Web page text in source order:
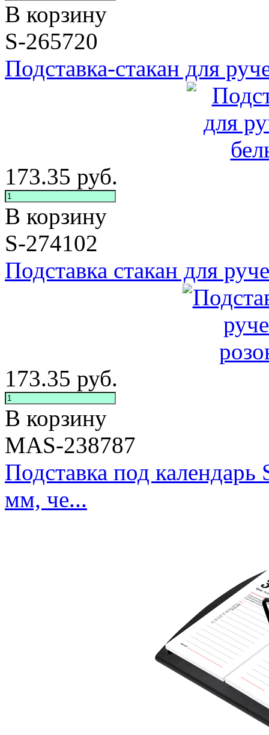
В корзину
S-265720
Подставка-стакан для
173.35 руб.
В корзину
S-274102
Подставка стакан для
173.35 руб.
В корзину
MAS-238787
Подставка под
мм, че...